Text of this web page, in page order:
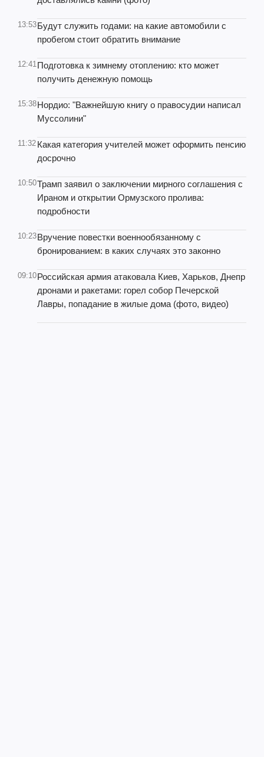
13:53Будут служить годами: на какие автомобили с
пробегом стоит обратить внимание
12:41Подготовка к зимнему отоплению: кто может
получить денежную помощь
15:38Нордио: "Важнейшую книгу о правосудии написал
Муссолини"
11:32 Какая категория учителей может оформить пенсию
досрочно
10:50Трамп заявил о заключении мирного соглашения с
Ираном и открытии Ормузского пролива:
подробности
10:23Вручение повестки военнообязанному с
бронированием: в каких случаях это законно
09:10Российская армия атаковала Киев, Харьков, Днепр
дронами и ракетами: горел собор Печерской
Лавры, попадание в жилые дома (фото, видео)